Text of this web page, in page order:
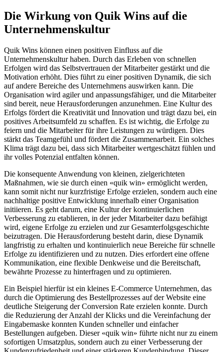
Die Wirkung von Quik Wins auf die
Unternehmenskultur
Quik Wins können einen positiven Einfluss auf die
Unternehmenskultur haben. Durch das Erleben von schnellen
Erfolgen wird das Selbstvertrauen der Mitarbeiter gestärkt und die
Motivation erhöht. Dies führt zu einer positiven Dynamik, die sich
auf andere Bereiche des Unternehmens auswirken kann. Die
Organisation wird agiler und anpassungsfähiger, und die Mitarbeiter
sind bereit, neue Herausforderungen anzunehmen. Eine Kultur des
Erfolgs fördert die Kreativität und Innovation und trägt dazu bei, ein
positives Arbeitsumfeld zu schaffen. Es ist wichtig, die Erfolge zu
feiern und die Mitarbeiter für ihre Leistungen zu würdigen. Dies
stärkt das Teamgefühl und fördert die Zusammenarbeit. Ein solches
Klima trägt dazu bei, dass sich Mitarbeiter wertgeschätzt fühlen und
ihr volles Potenzial entfalten können.
Die konsequente Anwendung von kleinen, zielgerichteten
Maßnahmen, wie sie durch einen «quik win» ermöglicht werden,
kann somit nicht nur kurzfristige Erfolge erzielen, sondern auch eine
nachhaltige positive Entwicklung innerhalb einer Organisation
initiieren. Es geht darum, eine Kultur der kontinuierlichen
Verbesserung zu etablieren, in der jeder Mitarbeiter dazu befähigt
wird, eigene Erfolge zu erzielen und zur Gesamterfolgsgeschichte
beizutragen. Die Herausforderung besteht darin, diese Dynamik
langfristig zu erhalten und kontinuierlich neue Bereiche für schnelle
Erfolge zu identifizieren und zu nutzen. Dies erfordert eine offene
Kommunikation, eine flexible Denkweise und die Bereitschaft,
bewährte Prozesse zu hinterfragen und zu optimieren.
Ein Beispiel hierfür ist ein kleines E-Commerce Unternehmen, das
durch die Optimierung des Bestellprozesses auf der Website eine
deutliche Steigerung der Conversion Rate erzielen konnte. Durch
die Reduzierung der Anzahl der Klicks und die Vereinfachung der
Eingabemaske konnten Kunden schneller und einfacher
Bestellungen aufgeben. Dieser «quik win» führte nicht nur zu einem
sofortigen Umsatzplus, sondern auch zu einer Verbesserung der